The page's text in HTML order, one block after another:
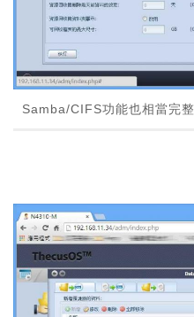
Samba/CIFS功能也相當完整